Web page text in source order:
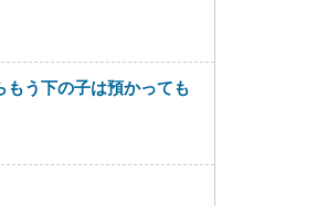
う下の子は預かっても